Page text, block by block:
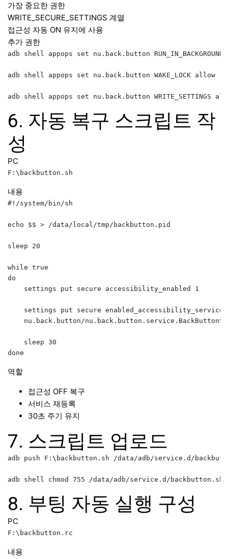
가장 중요한 권한
WRITE_SECURE_SETTINGS 계열
접근성 자동 ON 유지에 사용
추가 권한
adb shell appops set nu.back.button
adb shell appops set nu.back.button WAKE_LOCK allow
6. 자동 복구 스크립트 작
성
PC
내용
#!/system/bin/sh
echo $$ > /data/local/tmp/backbutton.pid
sleep 20
while true
do
    settings put secure accessibility_enabled 1
settings put secure
nu.back.button/
    sleep 30
역할
접근성 OFF 복구
서비스 재등록
30초 주기 유지
7. 스크립트 업로드
adb push F:\backbutton.sh /data/adb/service.d/
8. 부팅 자동 실행 구성
PC
내용